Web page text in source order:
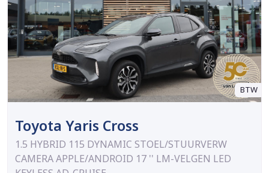
BTW
Toyota Yaris Cross
1.5 HYBRID 115 DYNAMIC STOEL/STUURVERW
CAMERA APPLE/ANDROID 17 '' LM-VELGEN LED